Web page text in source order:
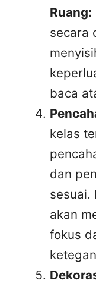
Ruang:
secara
baca
kelas
dan
sesuai.
akan
fokus